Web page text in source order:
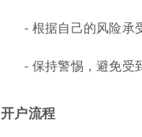
- 根据自己的风险承
- 保持警惕，避免受
开户流程